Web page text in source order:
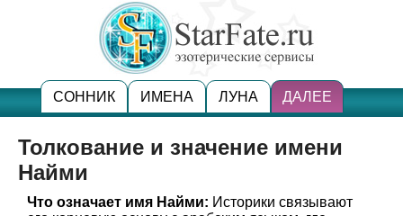
СОННИК ИМЕНА ЛУНА ДАЛЕЕ
Толкование и значение имени
Найми
Что означает имя Найми: Историки связывают